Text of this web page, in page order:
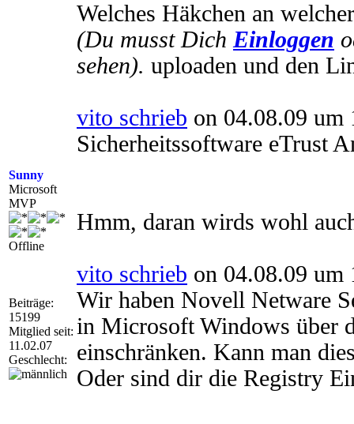
Sunny
Microsoft
MVP
Offline
Beiträge:
15199
Mitglied seit:
11.02.07
Geschlecht:
Welches Häkchen an
(Du musst Dich Einloggen
sehen). uploaden und den
vito schrieb on 04.08.09 um
Sicherheitssoftware eTrust
Hmm, daran wirds wohl
vito schrieb on 04.08.09 um
Wir haben Novell Netware
in Microsoft Windows über
einschränken. Kann man
Oder sind dir die Registry